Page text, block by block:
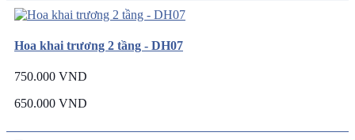
Hoa khai trương 2 tầng - DH07
750.000 VND
650.000 VND